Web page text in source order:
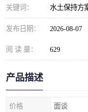
关键词： 水土保持方
发布日期： 2026-08-07
阅 读 量： 629
产品描述
价格 面谈